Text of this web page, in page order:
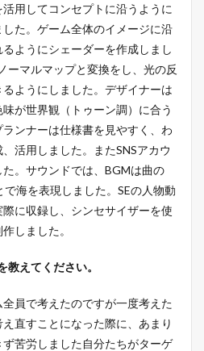
用してコンセプトに沿うように
た。ゲーム全体のイメージに沿
ようにシェーダーを作成しまし
ーマルマップと変換をし、光の反
ようにしました。デザイナーは
が世界観（トゥーン調）に合う
ンナーは仕様書を見やすく、わ
活用しました。またSNSアカウ
。サウンドでは、BGMは曲の
海を表現しました。SEの人物動
に収録し、シンセサイザーを使
しました。
えてください。
全員で考えたのですが一度考えた
直すことになった際に、あまり
苦労しました自分たちがターゲ